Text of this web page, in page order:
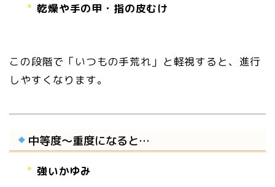
乾燥や手の甲・指の皮むけ
この段階で「いつもの手荒れ」と軽視すると、進行
しやすくなります。
中等度〜重度になると…
強いかゆみ